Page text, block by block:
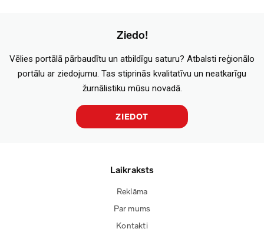
Ziedo!
Vēlies portālā pārbaudītu un atbildīgu saturu? Atbalsti reģionālo
portālu ar ziedojumu. Tas stiprinās kvalitatīvu un neatkarīgu
žurnālistiku mūsu novadā.
ZIEDOT
Laikraksts
Reklāma
Par mums
Kontakti